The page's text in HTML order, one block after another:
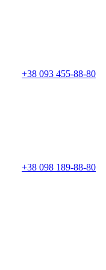
+38 093 455-88-80
+38 098 189-88-80